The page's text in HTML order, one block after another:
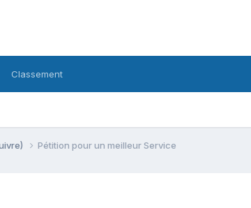
Classement
Pétition pour un meilleur Service